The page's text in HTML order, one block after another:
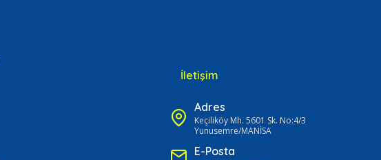
İletişim
Adres
Keçiliköy Mh. 5601 Sk. No:4/3
Yunusemre/MANİSA
E-Posta